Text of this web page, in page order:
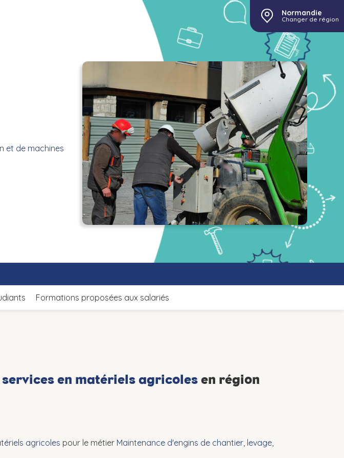
Normandie
Changer de région
et de machines
Formations proposées aux salariés
services en matériels agricolesen région
agricoles pour le métier Maintenance d'engins de chantier, levage,